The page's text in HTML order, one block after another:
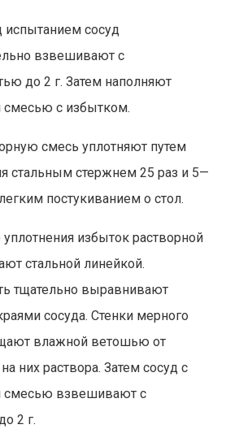
испытанием сосуд
взвешивают с
до 2 г. Затем наполняют
смесью с избытком.
смесь уплотняют путем
стальным стержнем 25 раз и 5—
постукиванием о стол.
уплотнения избыток растворной
стальной линейкой.
тщательно выравнивают
сосуда. Стенки мерного
влажной ветошью от
них раствора. Затем сосуд с
смесью взвешивают с
2 г.